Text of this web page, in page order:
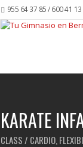
955 64 37 85 / 600 41 13
KARATE
CLASS / CARDIO,